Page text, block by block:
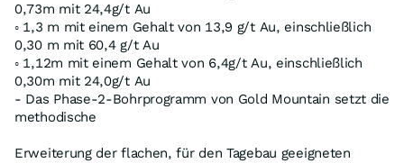
0,73m mit 24,4g/t Au
◦ 1,3 m mit einem Gehalt von 13,9 g/t Au, einschließlich
0,30 m mit 60,4 g/t Au
◦ 1,12m mit einem Gehalt von 6,4g/t Au, einschließlich
0,30m mit 24,0g/t Au
- Das Phase-2-Bohrprogramm von Gold Mountain setzt die
methodische
Erweiterung der flachen, für den Tagebau geeigneten